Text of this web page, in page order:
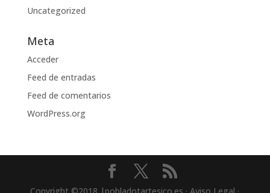
Uncategorized
Meta
Acceder
Feed de entradas
Feed de comentarios
WordPress.org
Copyright ©2018 |pobladotartesico.es · Aviso Legal ·